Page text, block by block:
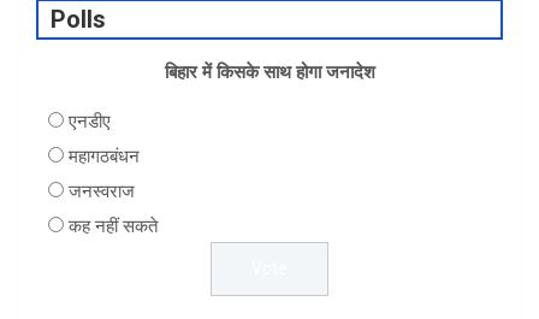
Polls
बिहार में किसके साथ होगा जनादेश
एनडीए
महागठबंधन
जनस्वराज
कह नहीं सकते